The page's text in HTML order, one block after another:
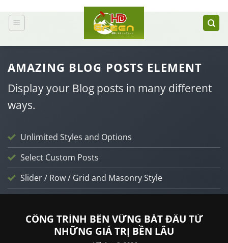
qua
nội
dung
AMAZING BLOG POSTS ELEMENT
Display your Blog posts in many different
ways.
Unlimited Styles and Options
Select Custom Posts
Slider / Row / Grid and Masonry Style
CÔNG TRÌNH BỀN VỮNG BẮT ĐẦU TỪ
NHỮNG GIÁ TRỊ BỀN LÂU